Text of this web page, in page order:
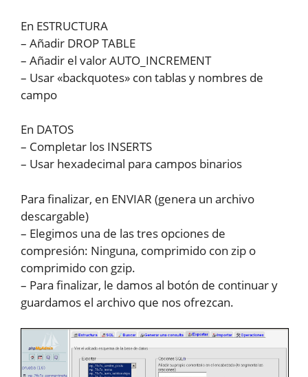
En ESTRUCTURA
– Añadir DROP TABLE
– Añadir el valor AUTO_INCREMENT
– Usar «backquotes» con tablas y nombres de
campo
En DATOS
– Completar los INSERTS
– Usar hexadecimal para campos binarios
Para finalizar, en ENVIAR (genera un archivo
descargable)
– Elegimos una de las tres opciones de
compresión: Ninguna, comprimido con zip o
comprimido con gzip.
– Para finalizar, le damos al botón de continuar y
guardamos el archivo que nos ofrezcan.